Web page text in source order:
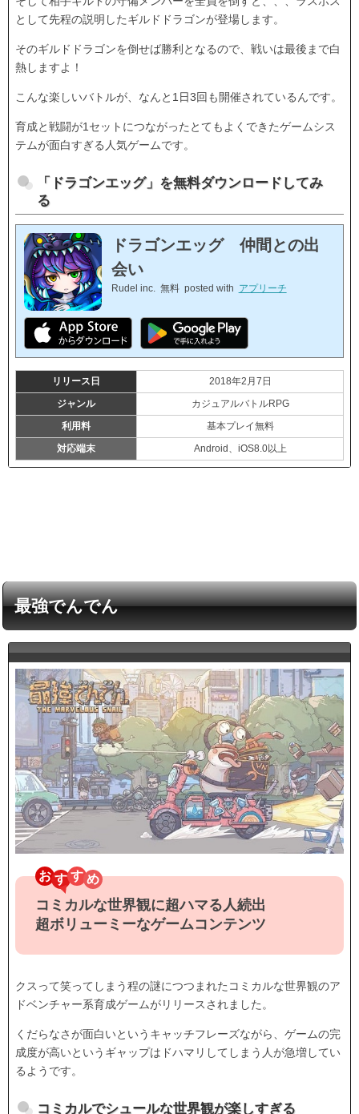
として先程の説明したギルドドラゴンが登場します。
そのギルドドラゴンを倒せば勝利となるので、戦いは最後まで白
熱しますよ！
こんな楽しいバトルが、なんと1日3回も開催されているんです。
育成と戦闘が1セットにつながったとてもよくできたゲームシス
テムが面白すぎる人気ゲームです。
「ドラゴンエッグ」を無料ダウンロードしてみ
る
ドラゴンエッグ 仲間との出
会い
Rudel inc. 無料 posted with アプリーチ
リリース日
2018年2月7日
ジャンル
カジュアルバトルRPG
利用料
基本プレイ無料
対応端末
Android、iOS8.0以上
最強でんでん
お す
コミカルな世界観に超ハマる人続出
超ボリューミーなゲームコンテンツ
クスって笑ってしまう程の謎につつまれたコミカルな世界観のア
ドベンチャー系育成ゲームがリリースされました。
くだらなさが面白いというキャッチフレーズながら、ゲームの完
成度が高いというギャップはドハマリしてしまう人が急増してい
るようです。
コミカルでシュールな世界観が楽しすぎる